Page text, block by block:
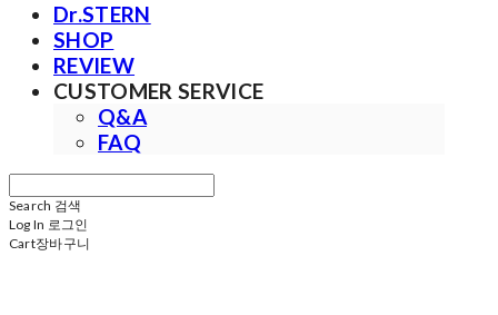
Dr.STERN
SHOP
REVIEW
CUSTOMER SERVICE
Q&A
FAQ
Search 검색
Log In 로그인
Cart장바구니